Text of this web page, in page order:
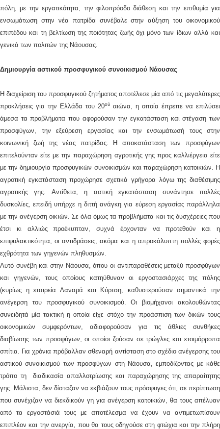
πόλη, με την εργατικότητα, την φιλοπρόοδο διάθεση και την επιθυμία για
ενσωμάτωση στην νέα πατρίδα συνέβαλε στην αύξηση του οικονομικού
επιπέδου και τη βελτίωση της ποιότητας ζωής όχι μόνο των ίδιων αλλά και
γενικά των πολιτών της Νάουσας.
Δημιουργία αστικού προσφυγικού συνοικισμού Νάουσας
Η διαχείριση του προσφυγικού ζητήματος αποτέλεσε μία από τις μεγαλύτερες
προκλήσεις για την Ελλάδα του 20ού αιώνα, η οποία έπρεπε να επιλύσει
άμεσα τα προβλήματα που αφορούσαν την εγκατάσταση και στέγαση των
προσφύγων, την εξεύρεση εργασίας και την ενσωμάτωσή τους στην
κοινωνική ζωή της νέας πατρίδας. Η αποκατάσταση των προσφύγων
επιτελούνταν είτε με την παραχώρηση αγροτικής γης προς καλλιέργεια είτε
με την δημιουργία προσφυγικών συνοικισμών και παραχώρηση κατοικιών. Η
αγροτική εγκατάσταση προχώρησε σχετικά γρήγορα λόγω της διαθέσιμης
αγροτικής γης. Αντίθετα, η αστική εγκατάσταση συνάντησε πολλές
δυσκολίες, επειδή υπήρχε η διττή ανάγκη για εύρεση εργασίας παράλληλα
με την ανέγερση οικιών. Σε όλα όμως τα προβλήματα και τις δυσχέρειες που
έτσι κι αλλιώς προέκυπταν, συχνά έρχονταν να προτεθούν και η
επιφυλακτικότητα, οι αντιδράσεις, ακόμα και η απροκάλυπτη πολλές φορές
εχθρότητα των γηγενών πληθυσμών.
Αυτό συνέβη και στην Νάουσα, όπου οι αντιπαραθέσεις μεταξύ προσφύγων
και γηγενών, τους οποίους κατηύθυναν οι εργοστασιάρχες της πόλης
(κυρίως η εταιρεία Λαναρά και Κύρτση, καθυστερούσαν σημαντικά την
ανέγερση του προσφυγικού συνοικισμού. Οι βιομήχανοι ακολουθώντας
συνειδητά μία τακτική η οποία είχε στόχο την προάσπιση των δικών τους
οικονομικών συμφερόντων, αδιαφορούσαν για τις άθλιες συνθήκες
διαβίωσης των προσφύγων, οι οποίοι ζούσαν σε τρώγλες και ετοιμόρροπα
σπίτια. Για χρόνια πρόβαλλαν σθεναρή αντίσταση στο σχέδιο ανέγερσης του
αστικού συνοικισμού των προσφύγων στη Νάουσα, εμποδίζοντας με κάθε
τρόπο τη διαδικασία απαλλοτρίωσης και παραχώρησης της απαραίτητης
γης. Μάλιστα, δεν δίσταζαν να εκβιάζουν τους πρόσφυγες ότι, σε περίπτωση
που συνέχιζαν να διεκδικούν γη για ανέγερση κατοικιών, θα τους απέλυαν
από τα εργοστάσιά τους με αποτέλεσμα να έχουν να αντιμετωπίσουν
επιπλέον και την ανεργία, που θα τους οδηγούσε στη φτώχια και την πλήρη